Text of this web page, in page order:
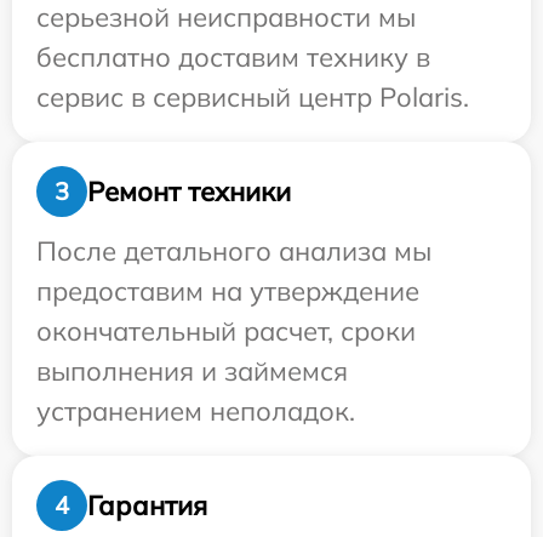
серьезной неисправности мы
бесплатно доставим технику в
сервис в сервисный центр Polaris.
3
Ремонт техники
После детального анализа мы
предоставим на утверждение
окончательный расчет, сроки
выполнения и займемся
устранением неполадок.
4
Гарантия